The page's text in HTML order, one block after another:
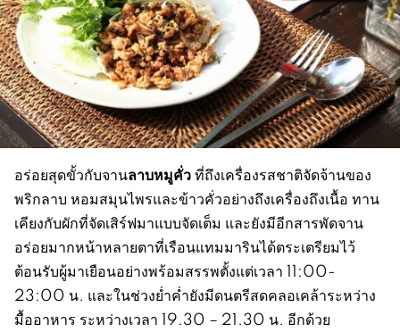
อร่อยสุดขั้วกับจานลาบหมูคั่วที่ถึงเครื่องรสชาติจัดจ้านของ
พริกลาบ หอมสมุนไพรและข้าวคั่วอย่างถึงเครื่องถึงเนื้อ ทาน
เคียงกับผักที่จัดเสิร์ฟมาแบบจัดเต็ม และยังมีอีกสารพัดจาน
อร่อยมากหน้าหลายตาที่เรือนแทมมารินได้ตระเตรียมไว้
ต้อนรับผู้มาเยือนอย่างพร้อมสรรพตั้งแต่เวลา 11:00-
23:00 น. และในช่วงย่ำค่ำยังมีดนตรีสดคลอเคล้าระหว่าง
มื้ออาหาร ระหว่างเวลา 19.30 – 21.30 น. อีกด้วย